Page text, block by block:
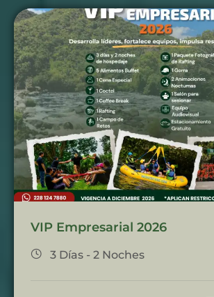
VIP Empresarial 2026
3 Días - 2 Noches